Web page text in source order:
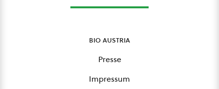
bio austria
Presse
Impressum